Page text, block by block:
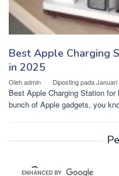
Best Apple Charging
in 2025
Olehadmin Diposting padaJanuari
Best Apple Charging Station
bunch of Apple gadgets, you